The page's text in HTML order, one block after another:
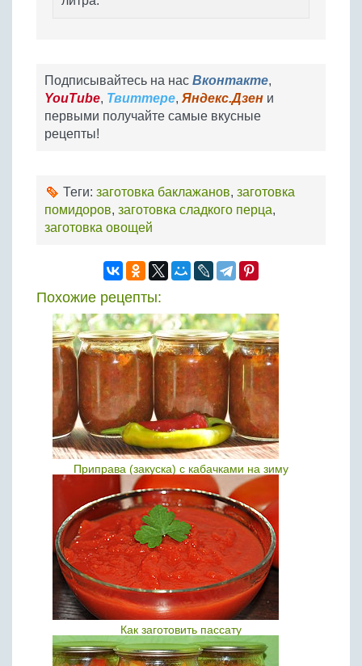
Подписывайтесь на нас Вконтакте,
YouTube, Твиттере, Яндекс.Дзен и
первыми получайте самые вкусные
рецепты!
Теги: заготовка баклажанов, заготовка
помидоров, заготовка сладкого перца,
заготовка овощей
Похожие рецепты:
Приправа (закуска) с кабачками на зиму
Как заготовить пассату